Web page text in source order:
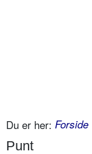
Du er her: Forside
Punt